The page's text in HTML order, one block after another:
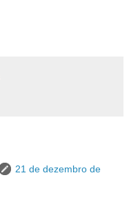
21 de dezembro de